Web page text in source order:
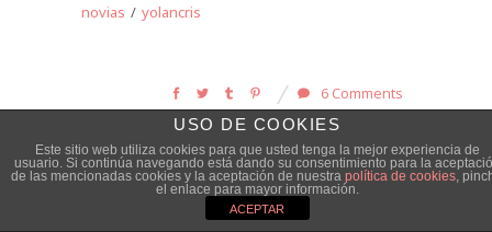
novias / yolancris
6 Comments
PREVIOUS POST
Rosa Clará: Desfile
NEXT POST
¡Rompedor en la
USO DE COOKIES
Este sitio web utiliza cookies para que usted tenga la mejor experiencia de
usuario. Si continúa navegando está dando su consentimiento para la
de las mencionadas cookies y la aceptación de nuestra política de cookies,
el enlace para mayor información.
ACEPTAR